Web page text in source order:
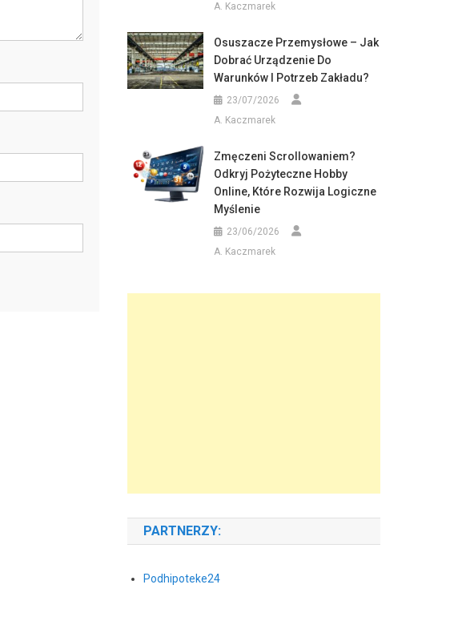
A. Kaczmarek
Osuszacze Przemysłowe – Jak
Dobrać Urządzenie Do
Warunków I Potrzeb Zakładu?
23/07/2026
A. Kaczmarek
Zmęczeni Scrollowaniem?
Odkryj Pożyteczne Hobby
Online, Które Rozwija Logiczne
Myślenie
23/06/2026
A. Kaczmarek
PARTNERZY:
Podhipoteke24